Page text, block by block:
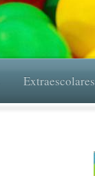
Extraescolares